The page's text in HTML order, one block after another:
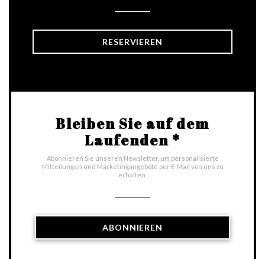
RESERVIEREN
Bleiben Sie auf dem
Laufenden *
Abonnieren Sie unseren Newsletter, um personalisierte
Mitteilungen und Marketingangebote per E-Mail von uns zu
erhalten.
ABONNIEREN